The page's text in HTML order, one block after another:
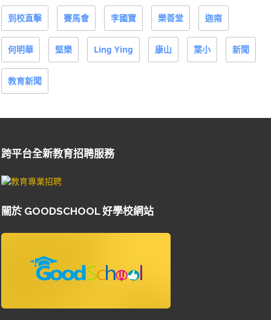
到校直擊 賽馬會 李國寶 樂善堂 迦南
何明華 堅樂 Ling Ying 康山 葉小 新聞
教育新聞
跨平台全新教育招聘服務
關於 GOODSCHOOL 好學校網站